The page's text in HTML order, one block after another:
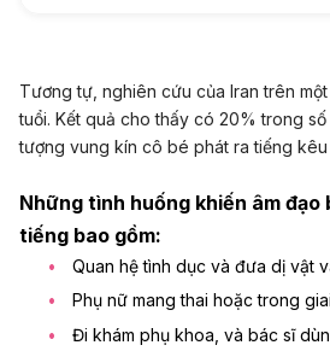
Tương tự, nghiên cứu của Iran trên
tuổi. Kết quả cho thấy có 20% ​​trong
tượng vung kín cô bé phát ra tiếng kêu
Những tình huống khiến âm đạo
tiếng bao gồm:
Quan hệ tình dục và đưa dị vật
Phụ nữ mang thai hoặc trong
Đi khám phụ khoa, và bác sĩ